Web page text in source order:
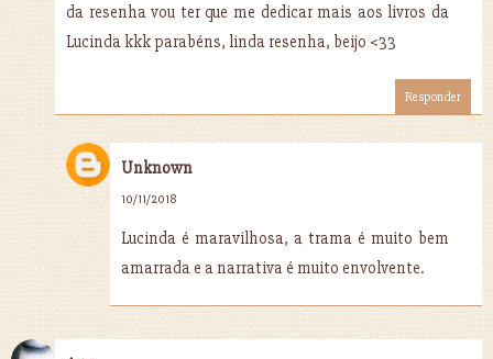
da resenha vou ter que me dedicar mais aos livros da
Lucinda kkk parabéns, linda resenha, beijo <33
Responder
Unknown
10/11/2018
Lucinda é maravilhosa, a trama é muito bem
amarrada e a narrativa é muito envolvente.